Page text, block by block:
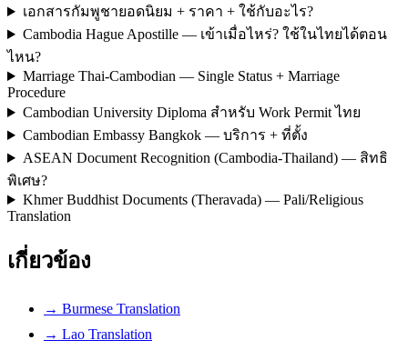
เอกสารกัมพูชายอดนิยม + ราคา + ใช้กับอะไร?
Cambodia Hague Apostille — เข้าเมื่อไหร่? ใช้ในไทยได้ตอน
ไหน?
Marriage Thai-Cambodian — Single Status + Marriage
Procedure
Cambodian University Diploma สำหรับ Work Permit ไทย
Cambodian Embassy Bangkok — บริการ + ที่ตั้ง
ASEAN Document Recognition (Cambodia-Thailand) — สิทธิ
พิเศษ?
Khmer Buddhist Documents (Theravada) — Pali/Religious
Translation
เกี่ยวข้อง
→ Burmese Translation
→ Lao Translation